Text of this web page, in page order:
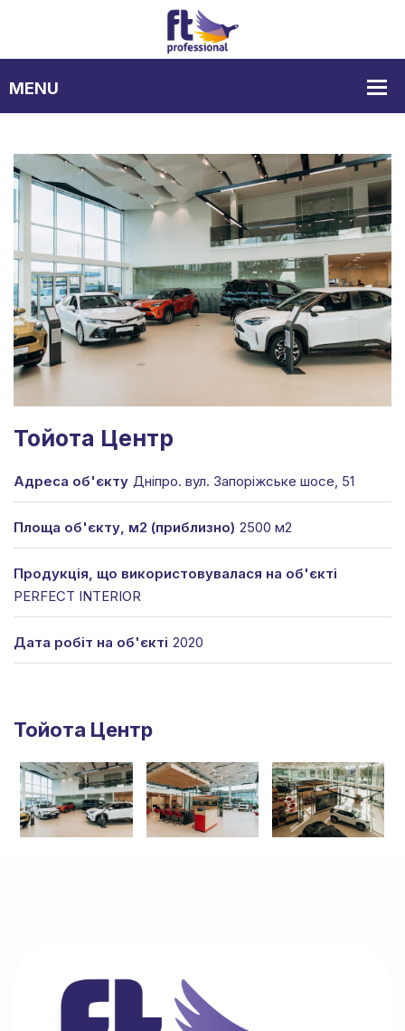
Тойота Центр
Адреса об'єкту Дніпро. вул. Запоріжське шосе, 51
Площа об'єкту, м2 (приблизно) 2500 м2
Продукція, що використовувалася на об'єкті
PERFECT INTERIOR
Дата робіт на об'єкті 2020
Тойота Центр